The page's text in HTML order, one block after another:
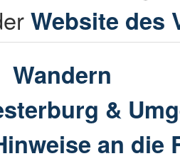
Website des
Wandern
&
an die